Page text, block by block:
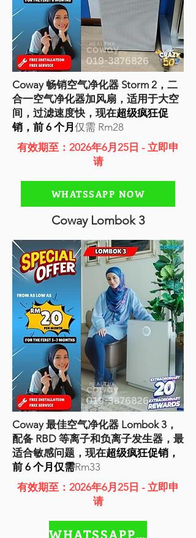
Coway 畅销空气净化器 Storm 2，二
合一空气净化器加风扇，适用于大空
间，过滤速度快，现在超级疯狂促
销，前 6 个月 仅需 Rm28
有效期至：2026年6月25日 - 立即申
请
WHATSSAPP NOW
Coway Lombok 3
Coway 最佳空气净化器 Lombok 3，
配备 RBD 等离子和负离子发生器，最
适合敏感问题，现在超级疯狂促销，
前 6 个月仅需Rm33
有效期至：2026年6月25日 - 立即申
请
WHATSSAPP NOW